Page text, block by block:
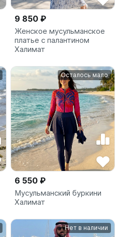
9 850 ₽
Женское мусульманское
платье с палантином
Халимат
Осталось мало
6 550 ₽
Мусульманский буркини
Халимат
Нет в наличии